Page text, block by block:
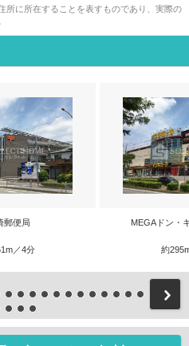
に所在することを表すものであり、実際の
郵便局
／4分
MEGAドン・
約